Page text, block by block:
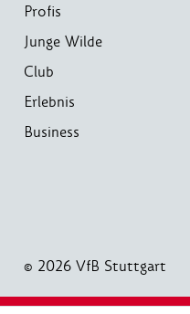
Profis
Junge Wilde
Club
Erlebnis
Business
© 2026 VfB Stuttgart